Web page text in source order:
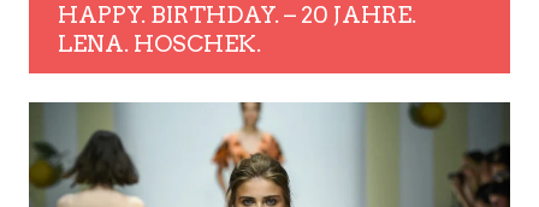
HAPPY. BIRTHDAY. – 20 JAHRE.
LENA. HOSCHEK.